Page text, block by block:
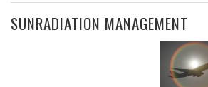
SUNRADIATION MANAGEMENT